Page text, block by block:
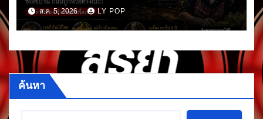
ส.ค. 5, 2026 LY POP
ค้นหา